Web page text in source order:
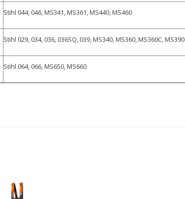
Stihl 044, 046, MS341, MS361, MS440, MS460
Stihl 029, 034, 036, 036SQ, 039, MS340, MS360, MS360C, MS390
Stihl 064, 066, MS650, MS660